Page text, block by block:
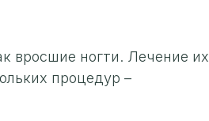
вросшие ногти. Лечение их
процедур –